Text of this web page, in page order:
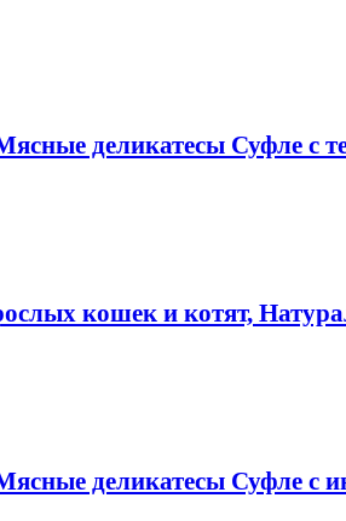
деликатесы Суфле с
кошек и котят,
деликатесы Суфле с